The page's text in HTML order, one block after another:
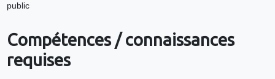
public
Compétences / connaissances
requises